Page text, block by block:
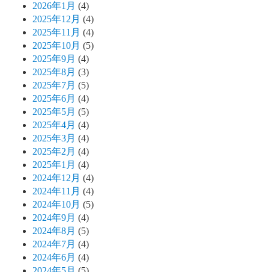
2026年1月 (4)
2025年12月 (4)
2025年11月 (4)
2025年10月 (5)
2025年9月 (4)
2025年8月 (3)
2025年7月 (5)
2025年6月 (4)
2025年5月 (5)
2025年4月 (4)
2025年3月 (4)
2025年2月 (4)
2025年1月 (4)
2024年12月 (4)
2024年11月 (4)
2024年10月 (5)
2024年9月 (4)
2024年8月 (5)
2024年7月 (4)
2024年6月 (4)